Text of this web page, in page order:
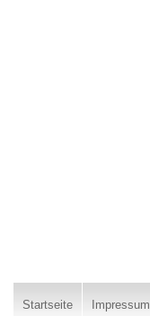
Startseite Impressum